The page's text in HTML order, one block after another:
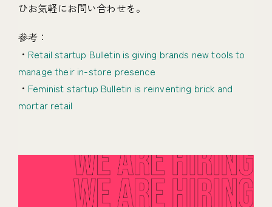
ひお気軽にお問い合わせを。
参考：
・ Retail startup Bulletin is giving brands new tools to
manage their in-store presence
・ Feminist startup Bulletin is reinventing brick and
mortar retail